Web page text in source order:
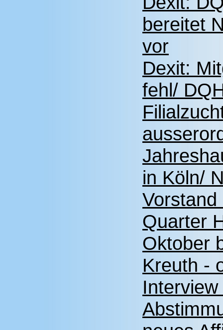
bereitet
vor
Dexit:
fehl/
in Köln/
Quarter
Oktober
Kreuth -